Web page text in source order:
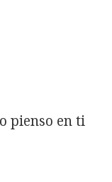
pienso en ti